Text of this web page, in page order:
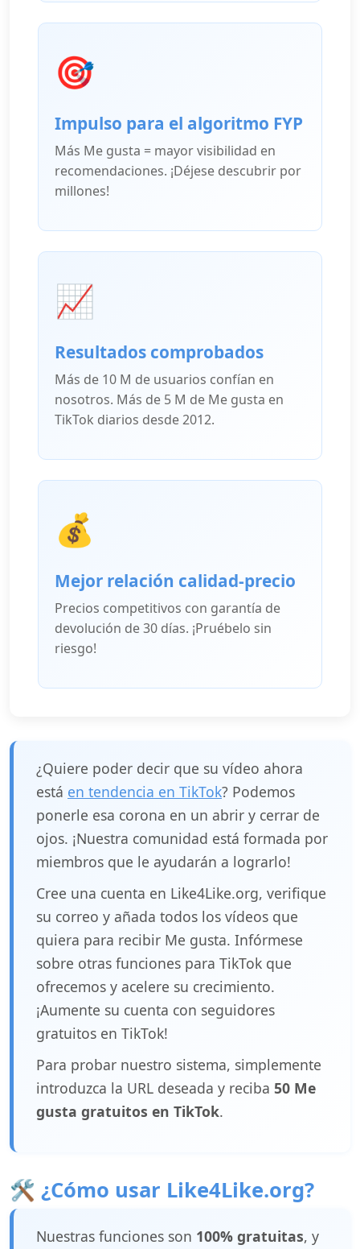
🎯
Impulso para el algoritmo FYP
Más Me gusta = mayor visibilidad en
recomendaciones. ¡Déjese descubrir por
millones!
📈
Resultados comprobados
Más de 10 M de usuarios confían en
nosotros. Más de 5 M de Me gusta en
TikTok diarios desde 2012.
💰
Mejor relación calidad-precio
Precios competitivos con garantía de
devolución de 30 días. ¡Pruébelo sin
riesgo!
¿Quiere poder decir que su vídeo ahora
está en tendencia en TikTok? Podemos
ponerle esa corona en un abrir y cerrar de
ojos. ¡Nuestra comunidad está formada por
miembros que le ayudarán a lograrlo!
Cree una cuenta en Like4Like.org, verifique
su correo y añada todos los vídeos que
quiera para recibir Me gusta. Infórmese
sobre otras funciones para TikTok que
ofrecemos y acelere su crecimiento.
¡Aumente su cuenta con seguidores
gratuitos en TikTok!
Para probar nuestro sistema, simplemente
introduzca la URL deseada y reciba 50 Me
gusta gratuitos en TikTok.
🛠️ ¿Cómo usar Like4Like.org?
Nuestras funciones son 100% gratuitas, y